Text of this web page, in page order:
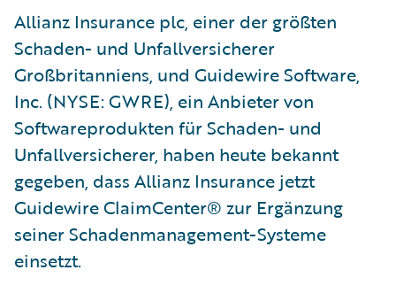
Allianz Insurance plc, einer der größten
Schaden- und Unfallversicherer
Großbritanniens, und Guidewire Software,
Inc. (NYSE: GWRE), ein Anbieter von
Softwareprodukten für Schaden- und
Unfallversicherer, haben heute bekannt
gegeben, dass Allianz Insurance jetzt
Guidewire ClaimCenter® zur Ergänzung
seiner Schadenmanagement-Systeme
einsetzt.